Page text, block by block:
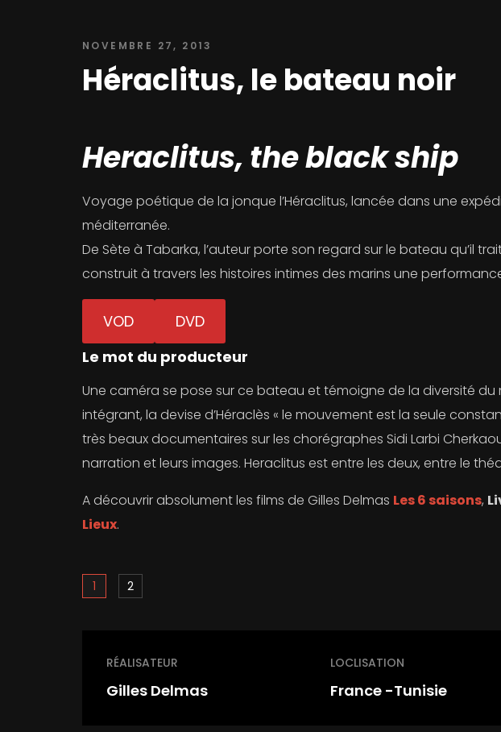
NOVEMBRE 27, 2013
Héraclitus, le bateau noir
Heraclitus, the black ship
Voyage poétique de la jonque l’Héraclitus, lancée dans une
méditerranée.
De Sète à Tabarka, l’auteur porte son regard sur le bateau qu’il
construit à travers les histoires intimes des marins une
VOD
DVD
Le mot du producteur
Une caméra se pose sur ce bateau et témoigne de la diversité
intégrant, la devise d’Héraclès « le mouvement est la seule
très beaux documentaires sur les chorégraphes Sidi Larbi
narration et leurs images. Heraclitus est entre les deux, entre le
A découvrir absolument les films de Gilles Delmas Les 6 saisons,
Lieux.
1 2
RÉALISATEUR
Gilles Delmas
LOCLISATION
France -Tunisie